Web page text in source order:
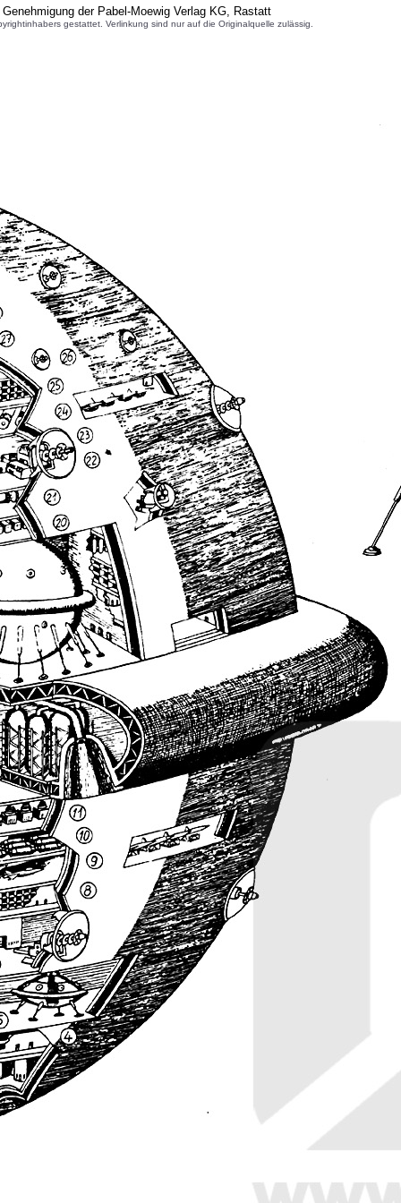
der Pabel-Moewig Verlag KG, Rastatt
gestattet. Verlinkung sind nur auf die Originalquelle zulässig.